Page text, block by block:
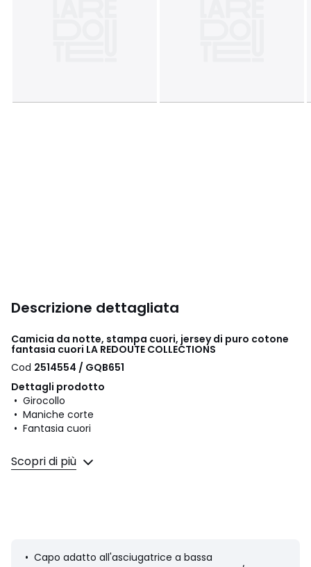
Descrizione dettagliata
Camicia da notte, stampa cuori, jersey di puro cotone
fantasia cuori LA REDOUTE COLLECTIONS
Cod 2514554 / GQB651
Dettagli prodotto
• Girocollo
• Maniche corte
• Fantasia cuori
Composizione e Manutenzione
• 100% cotone
Scheda prodotto relativa alle qualità e caratteristiche
Scopri di più
• Capo adatto all'asciugatrice a bassa